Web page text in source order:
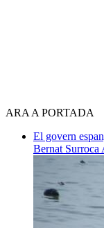
ARA A PORTADA
El govern
Bernat Surroca